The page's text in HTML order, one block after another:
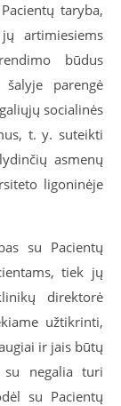
taryba,
artimiesiems
būdus
parengė
socialinės
t. y. suteikti
asmenų
ligoninėje
su Pacientų
tiek jų
direktorė
užtikrinti,
ir jais būtų
su negalia turi
su Pacientų